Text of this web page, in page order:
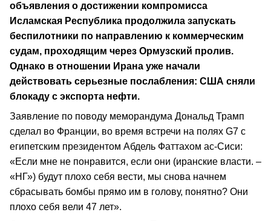
объявления о достижении компромисса
Исламская Республика продолжила запускать
беспилотники по направлению к коммерческим
судам, проходящим через Ормузский пролив.
Однако в отношении Ирана уже начали
действовать серьезные послабления: США сняли
блокаду с экспорта нефти.
Заявление по поводу меморандума Дональд Трамп
сделал во Франции, во время встречи на полях G7 с
египетским президентом Абдель Фаттахом ас-Сиси:
«Если мне не понравится, если они (иранские власти. –
«НГ») будут плохо себя вести, мы снова начнем
сбрасывать бомбы прямо им в голову, понятно? Они
плохо себя вели 47 лет».